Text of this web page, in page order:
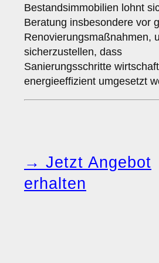
Bestandsimmobilien lohnt
Beratung insbesondere vor
Renovierungsmaßnahmen,
sicherzustellen, dass
Sanierungsschritte
energieeffizient umgesetzt
→ Jetzt Angebot
erhalten